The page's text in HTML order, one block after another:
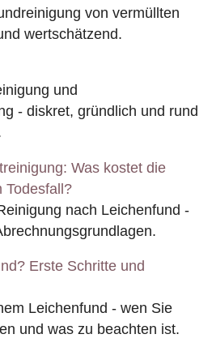
von vermüllten
wertschätzend.
und
- diskret, gründlich und rund
Was kostet die
Todesfall?
nach Leichenfund -
Erste Schritte und
Leichenfund - wen Sie
und was zu beachten ist.